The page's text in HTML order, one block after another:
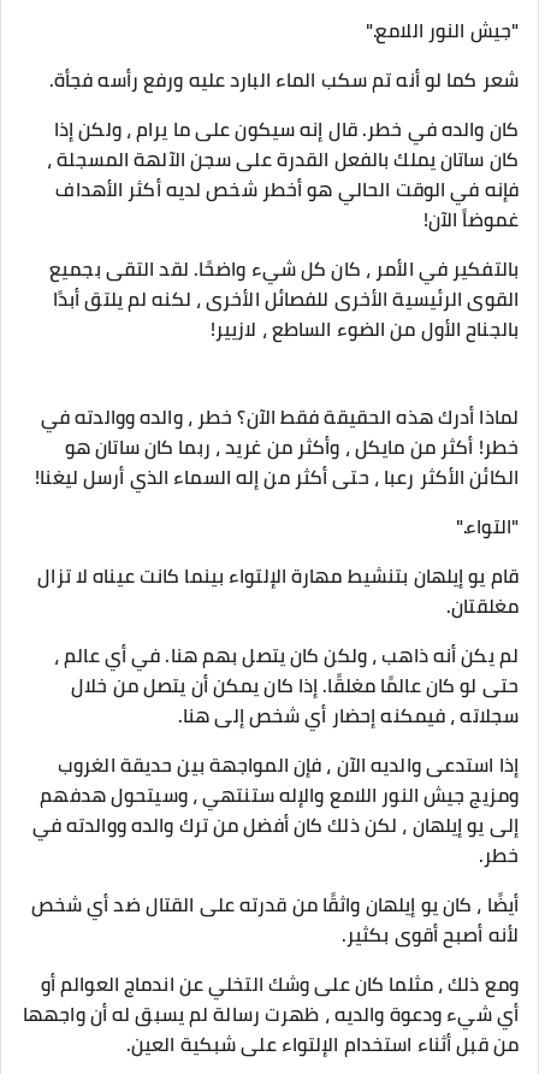
"جيش النور اللامع."
شعر كما لو أنه تم سكب الماء البارد عليه ورفع رأسه فجأة.
كان والده في خطر. قال إنه سيكون على ما يرام ، ولكن إذا
كان ساتان يملك بالفعل القدرة على سجن الآلهة المسجلة ،
فإنه في الوقت الحالي هو أخطر شخص لديه أكثر الأهداف
غموضاً الآن!
بالتفكير في الأمر ، كان كل شيء واضحًا. لقد التقى بجميع
القوى الرئيسية الأخرى للفصائل الأخرى ، لكنه لم يلتق أبدًا
بالجناح الأول من الضوء الساطع ، لازيير!
لماذا أدرك هذه الحقيقة فقط الآن؟ خطر ، والده ووالدته في
خطر! أكثر من مايكل ، وأكثر من غريد ، ربما كان ساتان هو
الكائن الأكثر رعبا ، حتى أكثر من إله السماء الذي أرسل ليغنا!
"التواء."
قام يو إيلهان بتنشيط مهارة الإلتواء بينما كانت عيناه لا تزال
مغلقتان.
لم يكن أنه ذاهب ، ولكن كان يتصل بهم هنا. في أي عالم ،
حتى لو كان عالمًا مغلقًا. إذا كان يمكن أن يتصل من خلال
سجلاته ، فيمكنه إحضار أي شخص إلى هنا.
إذا استدعى والديه الآن ، فإن المواجهة بين حديقة الغروب
ومزيج جيش النور اللامع والإله ستنتهي ، وسيتحول هدفهم
إلى يو إيلهان ، لكن ذلك كان أفضل من ترك والده ووالدته في
خطر.
أيضًا ، كان يو إيلهان واثقًا من قدرته على القتال ضد أي شخص
لأنه أصبح أقوى بكثير.
ومع ذلك ، مثلما كان على وشك التخلي عن اندماج العوالم أو
أي شيء ودعوة والديه ، ظهرت رسالة لم يسبق له أن واجهها
من قبل أثناء استخدام الإلتواء على شبكية العين.